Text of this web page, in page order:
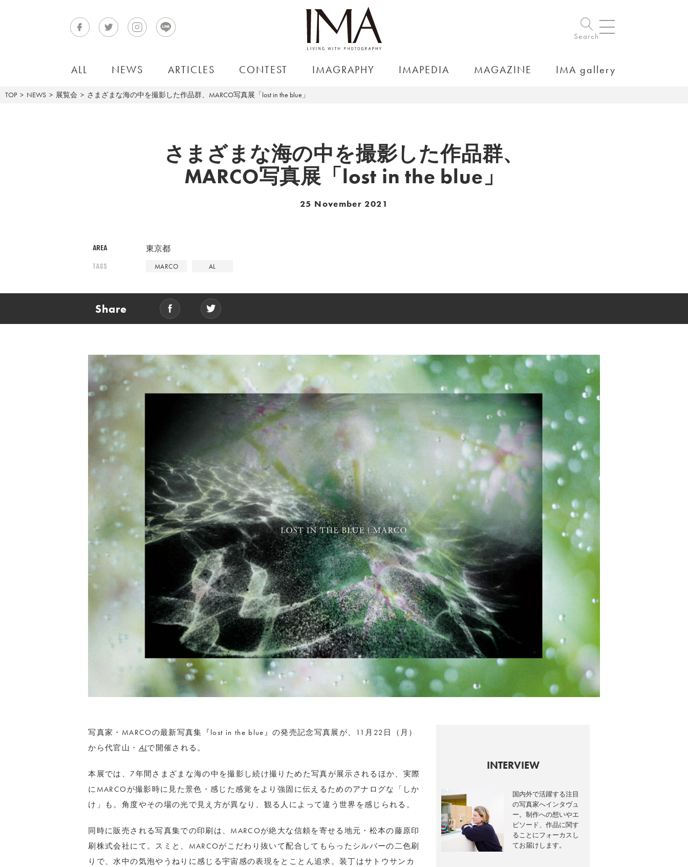
Search
ALL NEWS ARTICLES CONTEST IMAGRAPHY IMAPEDIA MAGAZINE IMA gallery
TOP NEWS 展覧会 さまざまな海の中を撮影した作品群、MARCO写真展「lost in the blue」
さまざまな海の中を撮影した作品群、
MARCO写真展「lost in the blue」
25 November 2021
AREA 東京都
TAGS MARCO AL
Share
写真家・MARCOの最新写真集『lost in the blue』の発売記念写真展が、11月22日（月）
から代官山・ ALで開催される。
本展では、7年間さまざまな海の中を撮影し続け撮りためた写真が展示されるほか、実際
にMARCOが撮影時に見た景色・感じた感覚をより強固に伝えるためのアナログな「しか
け」も。角度やその場の光で見え方が異なり、観る人によって違う世界を感じられる。
同時に販売される写真集での印刷は、MARCOが絶大な信頼を寄せる地元・松本の藤原印
刷株式会社にて。スミと、MARCOがこだわり抜いて配合してもらったシルバーの二色刷
りで、水中の気泡やうねりに感じる宇宙感の表現をとことん追求。装丁はサトウサンカ
INTERVIEW
国内外で活躍する注目
の写真家へインタヴュ
ー。制作への想いやエ
ピソード、作品に関す
ることにフォーカスし
てお届けします。